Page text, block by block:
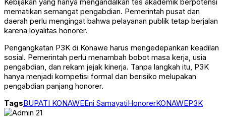
Kebijakan yang hanya mengandalkan tes akademik berpotensi
mematikan semangat pengabdian. Pemerintah pusat dan
daerah perlu mengingat bahwa pelayanan publik tetap berjalan
karena loyalitas honorer.
Pengangkatan P3K di Konawe harus mengedepankan keadilan
sosial. Pemerintah perlu menambah bobot masa kerja, usia
pengabdian, dan rekam jejak kinerja. Tanpa langkah itu, P3K
hanya menjadi kompetisi formal dan berisiko melupakan
pengabdian panjang honorer.
TagsBUPATI KONAWEEni SamayatiHonorerKONAWEP3K